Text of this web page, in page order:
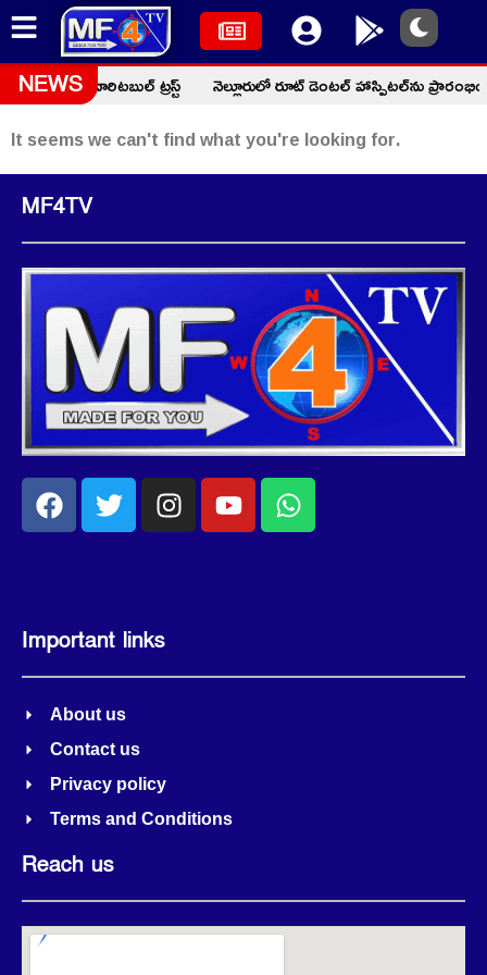
NEWSచారిటబుల్ ట్రస్ట్
నెల్లూరులో రూట్ డెంటల్ హాస్పిటల్‌ను
It seems we can't find what you're looking for.
MF4TV
Important links
About us
Contact us
Privacy policy
Terms and Conditions
Reach us